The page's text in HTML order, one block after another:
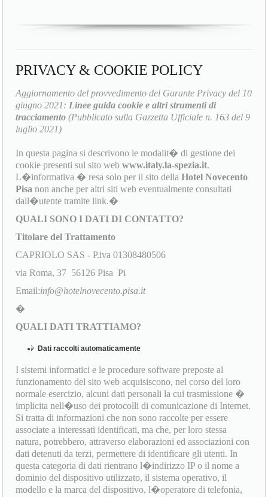
PRIVACY & COOKIE POLICY
Aggiornamento del provvedimento del Garante Privacy del 10
giugno 2021: Linee guida cookie e altri strumenti di
tracciamento (Pubblicato sulla Gazzetta Ufficiale n. 163 del 9
luglio 2021)
In questa pagina si descrivono le modalit� di gestione dei
cookie presenti sul sito webwww.italy.la-spezia.it.
L�informativa � resa solo per il sito dellaHotel Novecento
Pisa non anche per altri siti web eventualmente consultati
dall�utente tramite link.�
QUALI SONO I DATI DI CONTATTO?
Titolare del Trattamento
CAPRIOLO SAS - P.iva 01308480506
via Roma, 37 56126 Pisa Pi
Email:info@hotelnovecento.pisa.it
�
QUALI DATI TRATTIAMO?
Dati raccolti automaticamente
I sistemi informatici e le procedure software preposte al
funzionamento del sito web acquisiscono, nel corso del loro
normale esercizio, alcuni dati personali la cui trasmissione �
implicita nell�uso dei protocolli di comunicazione di Internet.
Si tratta di informazioni che non sono raccolte per essere
associate a interessati identificati, ma che, per loro stessa
natura, potrebbero, attraverso elaborazioni ed associazioni con
dati detenuti da terzi, permettere di identificare gli utenti. In
questa categoria di dati rientrano l�indirizzo IP o il nome a
dominio del dispositivo utilizzato, il sistema operativo, il
modello e la marca del dispositivo, l�operatore di telefonia,